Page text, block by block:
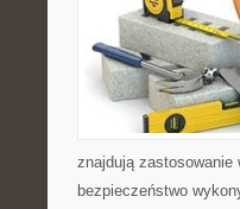
znajdują zastosowanie
bezpieczeństwo